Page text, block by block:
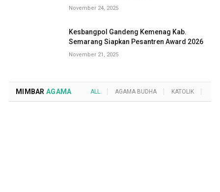
November 24, 2025
Kesbangpol Gandeng Kemenag Kab.
Semarang Siapkan Pesantren Award 2026
November 21, 2025
MIMBAR AGAMA ALL AGAMA BUDHA KATOLIK